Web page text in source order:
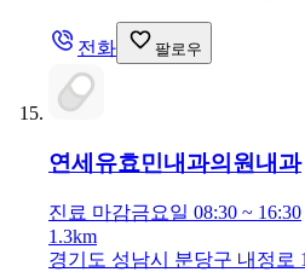
전화 팔로우
연세유효민내과의원 내과
진료 마감금요일 08:30 ~ 16:30
1.3km
경기도 성남시 분당구 내정로